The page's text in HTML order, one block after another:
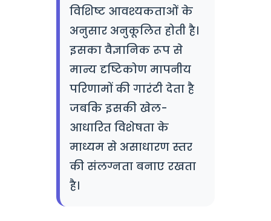
विशिष्ट आवश्यकताओं के
अनुसार अनुकूलित होती है।
इसका वैज्ञानिक रूप से
मान्य दृष्टिकोण मापनीय
परिणामों की गारंटी देता है
जबकि इसकी खेल-
आधारित विशेषता के
माध्यम से असाधारण स्तर
की संलग्नता बनाए रखता
है।